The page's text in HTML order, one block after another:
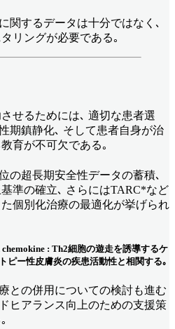
関するデータは十分ではなく､
リングが必要である｡
せるためには､ 適切な患者選
期鎮静化､ そして患者自身が治
育が不可欠である｡
の超長期安全性データの蓄積､
準の確立､ さらにはTARC*など
個別化治療の最適化が挙げられ
: Th2細胞の遊走を誘導するケ
ピー性皮膚炎の疾患活動性と相関する｡
との併用についての検討も進む
ヒアランス向上のための支援策